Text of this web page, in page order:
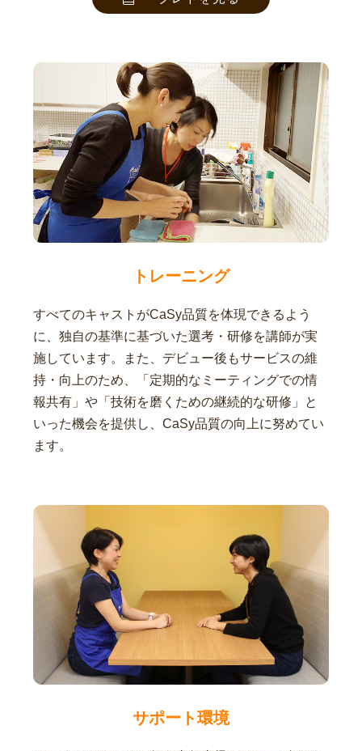
トレーニング
すべてのキャストがCaSy品質を体現できるよう
に、独自の基準に基づいた選考・研修を講師が実
施しています。また、デビュー後もサービスの維
持・向上のため、「定期的なミーティングでの情
報共有」や「技術を磨くための継続的な研修」と
いった機会を提供し、CaSy品質の向上に努めてい
ます。
サポート環境